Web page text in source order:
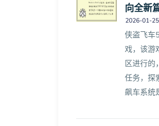
向全新
2026-01-
侠盗飞车
戏，该游
区进行的
任务，探
飙车系统